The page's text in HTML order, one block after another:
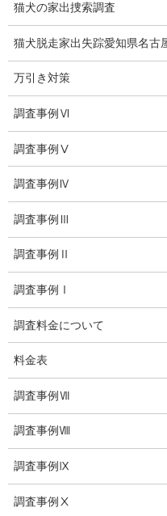
ブログ
夫婦の信頼関係
お知らせ
いじめ相談
子供の虐待
児童虐待防止対策
子供のいじめ相談
いじめ相談・愛知県名古
子供のいじめ問題・いじ
日本版DBS
お問い合わせ
愛知県内出張面談実施中
猫犬の家出捜索調査
猫犬脱走家出失踪愛知県名古
万引き対策
調査事例Ⅵ
調査事例Ⅴ
調査事例Ⅳ
調査事例Ⅲ
調査事例Ⅱ
調査事例Ⅰ
調査料金について
料金表
調査事例Ⅶ
調査事例Ⅷ
調査事例Ⅸ
調査事例Ⅹ